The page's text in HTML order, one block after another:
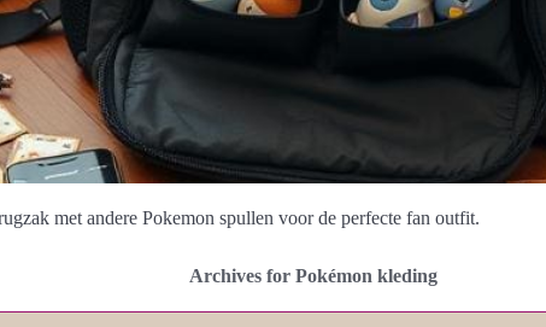
met andere Pokemon spullen voor de perfecte fan outfit.
Archives for Pokémon kleding